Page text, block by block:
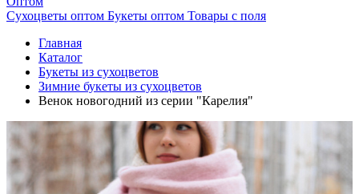
Сухоцветы оптом Букеты оптом Товары с поля
Главная
Каталог
Букеты из сухоцветов
Зимние букеты из сухоцветов
Венок новогодний из серии "Карелия"